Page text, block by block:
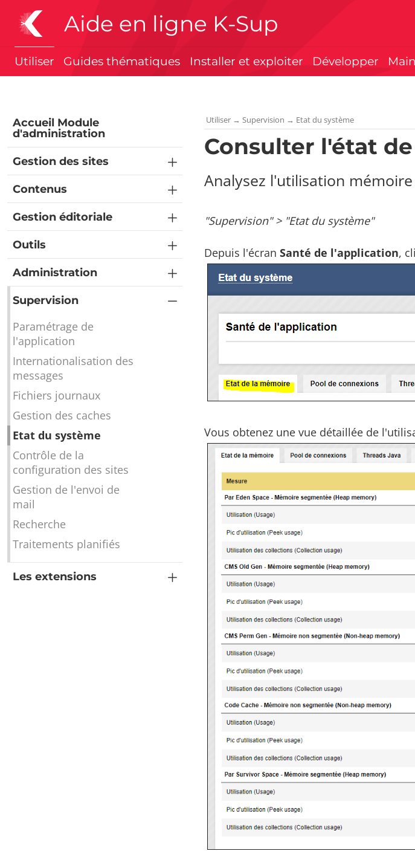
Aide en ligne K-Sup
Utiliser Guides thématiques Installer et exploiter Développer
Accueil Module
d'administration
Gestion des sites
Contenus
Gestion éditoriale
Outils
Administration
Supervision
Paramétrage de
l'application
Internationalisation des
messages
Fichiers journaux
Gestion des caches
Etat du système
Contrôle de la
configuration des sites
Gestion de l'envoi de
mail
Recherche
Traitements planifiés
Les extensions
Utiliser →Supervision → Etat du système
Consulter l'état
Analysez l'utilisation
"Supervision" > "Etat du système"
Depuis l'écranSanté de l'application,
Vous obtenez une vue détaillée de